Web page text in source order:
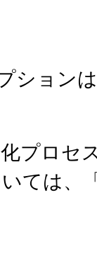
ション
プロセ
ては、